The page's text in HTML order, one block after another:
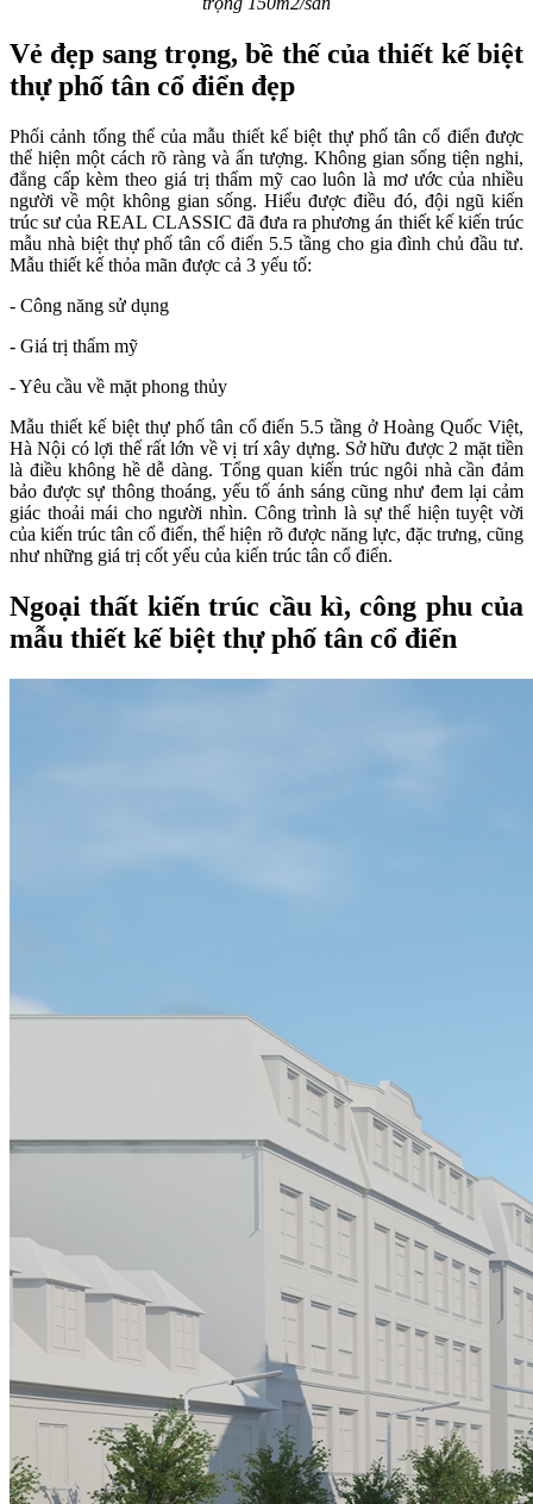
Vẻ đẹp sang trọng, bề thế của thiết kế biệt
thự phố tân cổ điển đẹp
Phối cảnh tổng thể của mẫu thiết kế biệt thự phố tân cổ điển được
thể hiện một cách rõ ràng và ấn tượng. Không gian sống tiện nghi,
đẳng cấp kèm theo giá trị thẩm mỹ cao luôn là mơ ước của nhiều
người về một không gian sống. Hiểu được điều đó, đội ngũ kiến
trúc sư của REAL CLASSIC đã đưa ra phương án thiết kế kiến trúc
mẫu nhà biệt thự phố tân cổ điển 5.5 tầng cho gia đình chủ đầu tư.
Mẫu thiết kế thỏa mãn được cả 3 yếu tố:
- Công năng sử dụng
- Giá trị thẩm mỹ
- Yêu cầu về mặt phong thủy
Mẫu thiết kế biệt thự phố tân cổ điển 5.5 tầng ở Hoàng Quốc Việt,
Hà Nội có lợi thế rất lớn về vị trí xây dựng. Sở hữu được 2 mặt tiền
là điều không hề dễ dàng. Tổng quan kiến trúc ngôi nhà cần đảm
bảo được sự thông thoáng, yếu tố ánh sáng cũng như đem lại cảm
giác thoải mái cho người nhìn. Công trình là sự thể hiện tuyệt vời
của kiến trúc tân cổ điển, thể hiện rõ được năng lực, đặc trưng, cũng
như những giá trị cốt yếu của kiến trúc tân cổ điển.
Ngoại thất kiến trúc cầu kì, công phu của
mẫu thiết kế biệt thự phố tân cổ điển